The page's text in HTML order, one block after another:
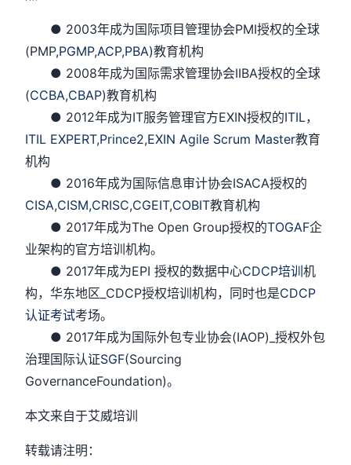
● 2003年成为国际项目管理协会PMI授权的全球
(PMP,PGMP,ACP,PBA)教育机构
● 2008年成为国际需求管理协会IIBA授权的全球
(CCBA,CBAP)教育机构
● 2012年成为IT服务管理官方EXIN授权的ITIL，
ITIL EXPERT,Prince2,EXIN Agile Scrum Master教育
机构
● 2016年成为国际信息审计协会ISACA授权的
CISA,CISM,CRISC,CGEIT,COBIT教育机构
● 2017年成为The Open Group授权的TOGAF企
业架构的官方培训机构。
● 2017年成为EPI 授权的数据中心CDCP培训机
构，华东地区_CDCP授权培训机构，同时也是CDCP
认证考试考场。
● 2017年成为国际外包专业协会(IAOP)_授权外包
治理国际认证SGF(Sourcing
GovernanceFoundation)。
本文来自于艾威培训
转载请注明：